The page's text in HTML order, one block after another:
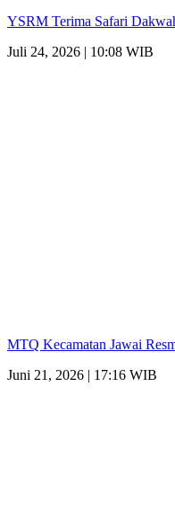
YSRM Terima Safari
Juli 24, 2026 | 10:08 WIB
MTQ Kecamatan Jawai
Juni 21, 2026 | 17:16 WIB